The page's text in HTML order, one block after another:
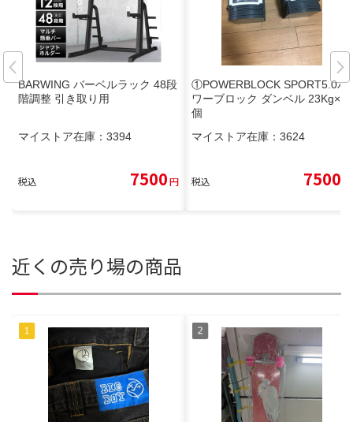
BARWING バーベルラック 48段
階調整 引き取り用
マイストア在庫： 3394
税込 7500円
①POWERBLOCK SPORT5.0パ
ワーブロック ダンベル 23Kg×1
個
マイストア在庫： 3624
税込 7500
近くの売り場の商品